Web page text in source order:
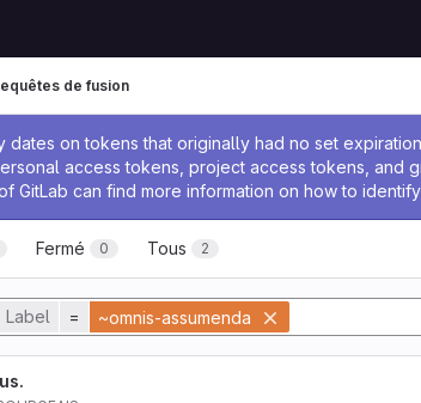
dates on tokens that originally had no set
access tokens, project access tokens, and
GitLab can find more information on how to
de fusion
Fermé 0 Tous 2
Label = ~omnis-assumenda